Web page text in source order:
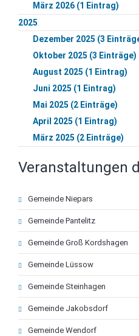
März 2026 (1 Eintrag)
2025
Dezember 2025 (3
Oktober 2025 (3 Einträge)
August 2025 (1 Eintrag)
Juni 2025 (1 Eintrag)
Mai 2025 (2 Einträge)
April 2025 (1 Eintrag)
März 2025 (2 Einträge)
Veranstaltungen
Navigation
überspringen
Gemeinde Niepars
Gemeinde Pantelitz
Gemeinde Groß Kordshagen
Gemeinde Lüssow
Gemeinde Steinhagen
Gemeinde Jakobsdorf
Gemeinde Wendorf